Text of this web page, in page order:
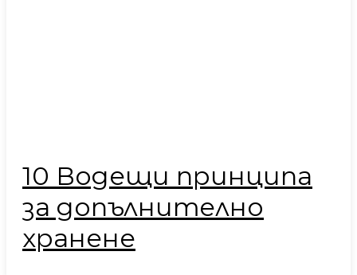
10 Водещи принципа
за допълнително
хранене